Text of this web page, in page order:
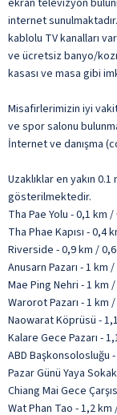
internet
kablolu TV kanalları
ve ücretsiz banyo/
kasası ve masa gibi
Misafirlerimizin iyi
ve spor salonu
İnternet ve danışma
Uzaklıklar en yakın
gösterilmektedir.
Tha Pae Yolu - 0,1 km /
Tha Phae Kapısı - 0,4
Riverside - 0,9 km /
Anusarn Pazarı - 1 km
Mae Ping Nehri - 1 km
Warorot Pazarı - 1 km
Naowarat Köprüsü -
Kalare Gece Pazarı -
ABD Başkonsolosluğu
Pazar Günü Yaya
Chiang Mai Gece
Wat Phan Tao - 1,2 km